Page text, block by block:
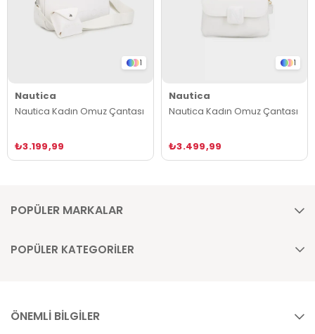
1
Nautica
Nautica Kadın Omuz Çantası
₺3.199,99
1
Nautica
Nautica Kadın Omuz Çantası
₺3.499,99
POPÜLER MARKALAR
POPÜLER KATEGORİLER
ÖNEMLİ BİLGİLER